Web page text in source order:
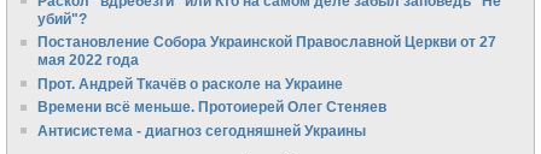
убий"?
Постановление Собора Украинской Православной Церкви от 27
мая 2022 года
Прот. Андрей Ткачёв о расколе на Украине
Времени всё меньше. Протоиерей Олег Стеняев
Антисистема - диагноз сегодняшней Украины